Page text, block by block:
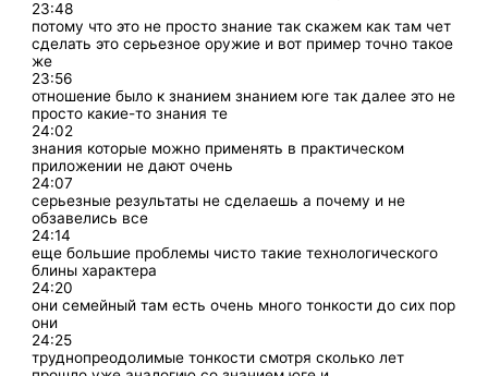
23:48
потому что это не просто знание так скажем как там чет
сделать это серьезное оружие и вот пример точно такое
же
23:56
отношение было к знанием знанием юге так далее это не
просто какие-то знания те
24:02
знания которые можно применять в практическом
приложении не дают очень
24:07
серьезные результаты не сделаешь а почему и не
обзавелись все
24:14
еще большие проблемы чисто такие технологического
блины характера
24:20
они семейный там есть очень много тонкости до сих пор
они
24:25
труднопреодолимые тонкости смотря сколько лет